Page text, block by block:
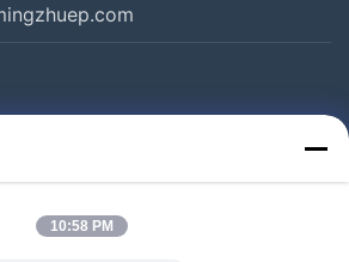
10:58 PM